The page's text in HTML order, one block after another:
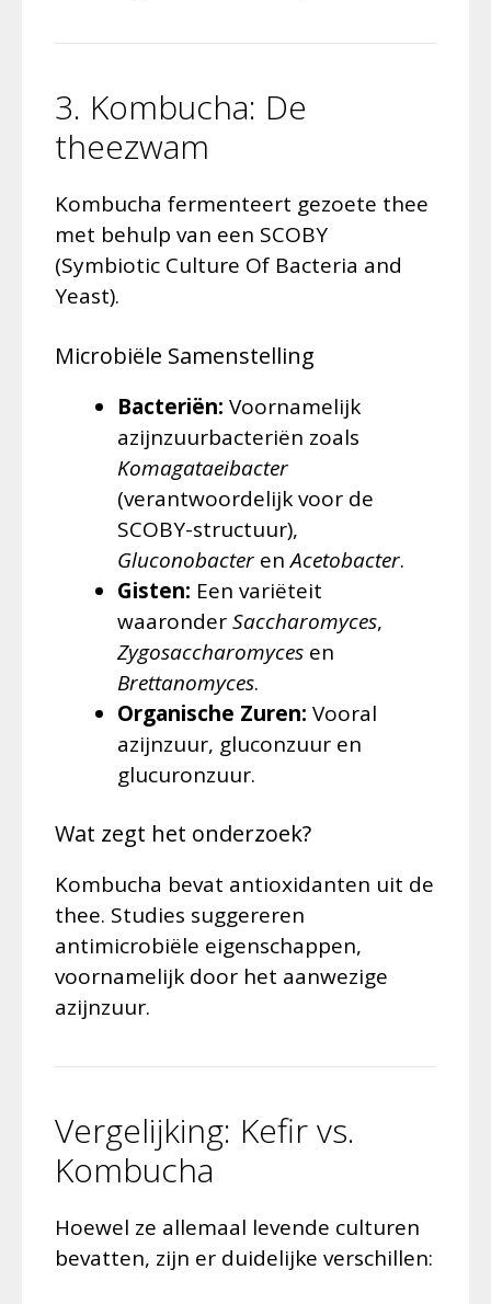
3. Kombucha: De
theezwam
Kombucha fermenteert gezoete thee
met behulp van een SCOBY
(Symbiotic Culture Of Bacteria and
Yeast).
Microbiële Samenstelling
Bacteriën: Voornamelijk
azijnzuurbacteriën zoals
Komagataeibacter
(verantwoordelijk voor de
SCOBY-structuur),
Gluconobacter enAcetobacter.
Gisten: Een variëteit
waaronderSaccharomyces,
Zygosaccharomyces en
Brettanomyces.
Organische Zuren: Vooral
azijnzuur, gluconzuur en
glucuronzuur.
Wat zegt het onderzoek?
Kombucha bevat antioxidanten uit de
thee. Studies suggereren
antimicrobiële eigenschappen,
voornamelijk door het aanwezige
azijnzuur.
Vergelijking: Kefir vs.
Kombucha
Hoewel ze allemaal levende culturen
bevatten, zijn er duidelijke verschillen: